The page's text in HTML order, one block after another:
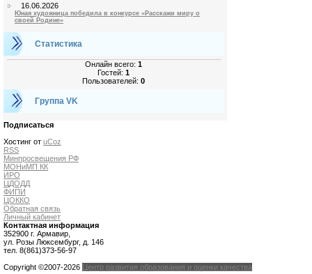
16.06.2026
Юная художница победила в конкурсе «Расскажи миру о
своей Родине»
Статистика
Онлайн всего:1
Гостей:1
Пользователей:0
Группа VK
Подписаться
Хостинг от uCoz
RSS
Минпросвещения РФ
МОНиМП КК
ИРО
ЦДОДД
ФИПИ
ЦОККО
Обратная связь
Личный кабинет
Контактная информация
352900 г. Армавир,
ул. Розы Люксембург, д. 146
тел. 8(861)373-56-97
Copyright ©2007-2026 Центр развития образования и оценки качества